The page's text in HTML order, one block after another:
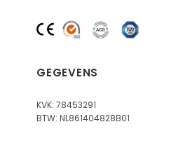
GEGEVENS
KVK: 78453291
BTW: NL861404828B01